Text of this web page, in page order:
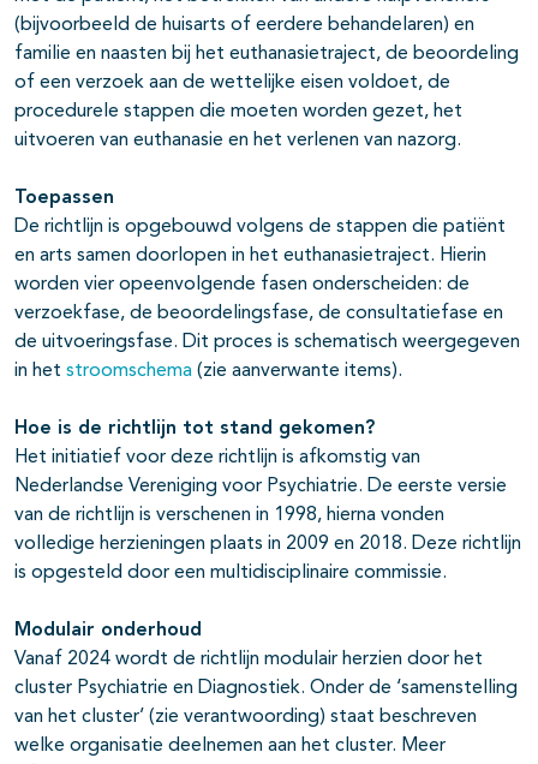
(bijvoorbeeld de huisarts of eerdere behandelaren) en
familie en naasten bij het euthanasietraject, de beoordeling
of een verzoek aan de wettelijke eisen voldoet, de
procedurele stappen die moeten worden gezet, het
uitvoeren van euthanasie en het verlenen van nazorg.
Toepassen
De richtlijn is opgebouwd volgens de stappen die patiënt
en arts samen doorlopen in het euthanasietraject. Hierin
worden vier opeenvolgende fasen onderscheiden: de
verzoekfase, de beoordelingsfase, de consultatiefase en
de uitvoeringsfase. Dit proces is schematisch weergegeven
in het stroomschema (zie aanverwante items).
Hoe is de richtlijn tot stand gekomen?
Het initiatief voor deze richtlijn is afkomstig van
Nederlandse Vereniging voor Psychiatrie. De eerste versie
van de richtlijn is verschenen in 1998, hierna vonden
volledige herzieningen plaats in 2009 en 2018. Deze richtlijn
is opgesteld door een multidisciplinaire commissie.
Modulair onderhoud
Vanaf 2024 wordt de richtlijn modulair herzien door het
cluster Psychiatrie en Diagnostiek. Onder de ‘samenstelling
van het cluster’ (zie verantwoording) staat beschreven
welke organisatie deelnemen aan het cluster. Meer